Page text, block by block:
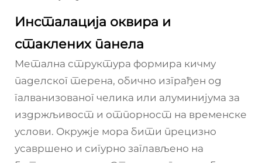
Инсталација оквира и
стаклених панела
Метална структура формира кичму
паделског терена, обично изграђен од
галванизованог челика или алуминијума за
издржљивост и отпорност на временске
услови. Окружје мора бити прецизно
усавршено и сигурно заглављено на